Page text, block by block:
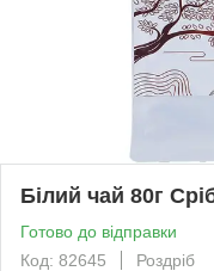
Білий чай 80г
Готово до відправки
Код: 82645
Роздріб